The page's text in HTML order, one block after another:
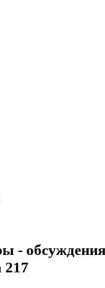
-
217